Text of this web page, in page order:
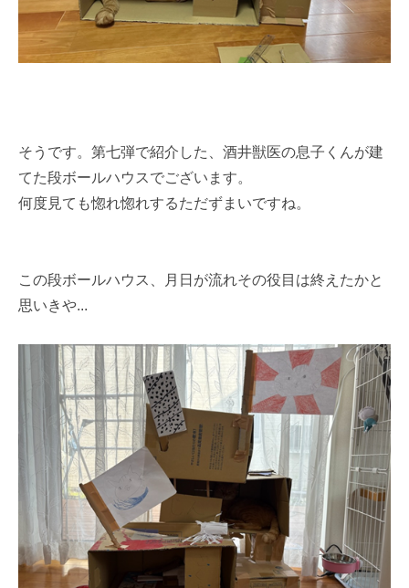
そうです。第七弾で紹介した、酒井獣医の息子くんが建
てた段ボールハウスでございます。
何度見ても惚れ惚れするただずまいですね。
この段ボールハウス、月日が流れその役目は終えたかと
思いきや...